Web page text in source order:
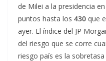
de Milei a la presidencia
puntos hasta los 430 que
ayer. El índice del JP
del riesgo que se corre
riesgo país es la